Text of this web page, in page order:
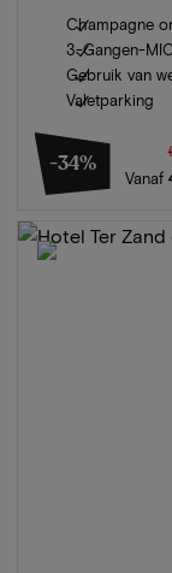
Champagne
3-Gangen-
Gebruik van
Valetparking
-34%
Vanaf